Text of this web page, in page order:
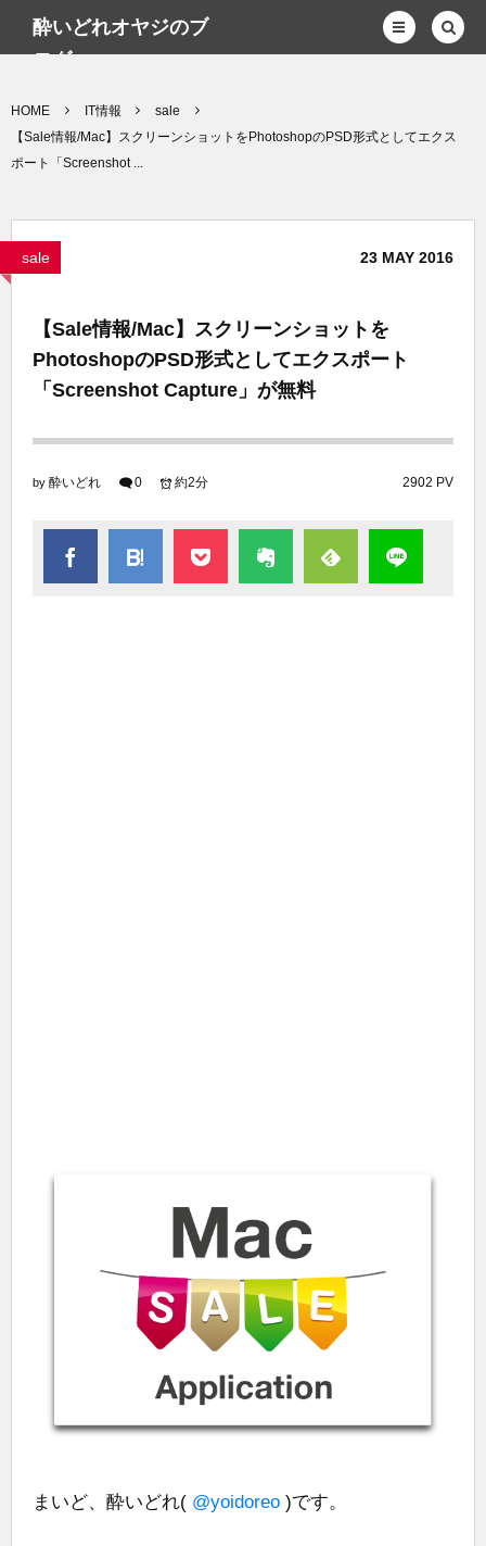
酔いどれオヤジのブ
ログwp
HOME IT情報
sale
【Sale情報/Mac】スクリーンショットをPhotoshopのPSD形式としてエクス
ポート「Screenshot ...
sale 23 MAY 2016
【Sale情報/Mac】スクリーンショットを
PhotoshopのPSD形式としてエクスポート
「Screenshot Capture」が無料
by 酔いどれ 0 2902 PV
約2分
まいど、酔いどれ( @yoidoreo )です。